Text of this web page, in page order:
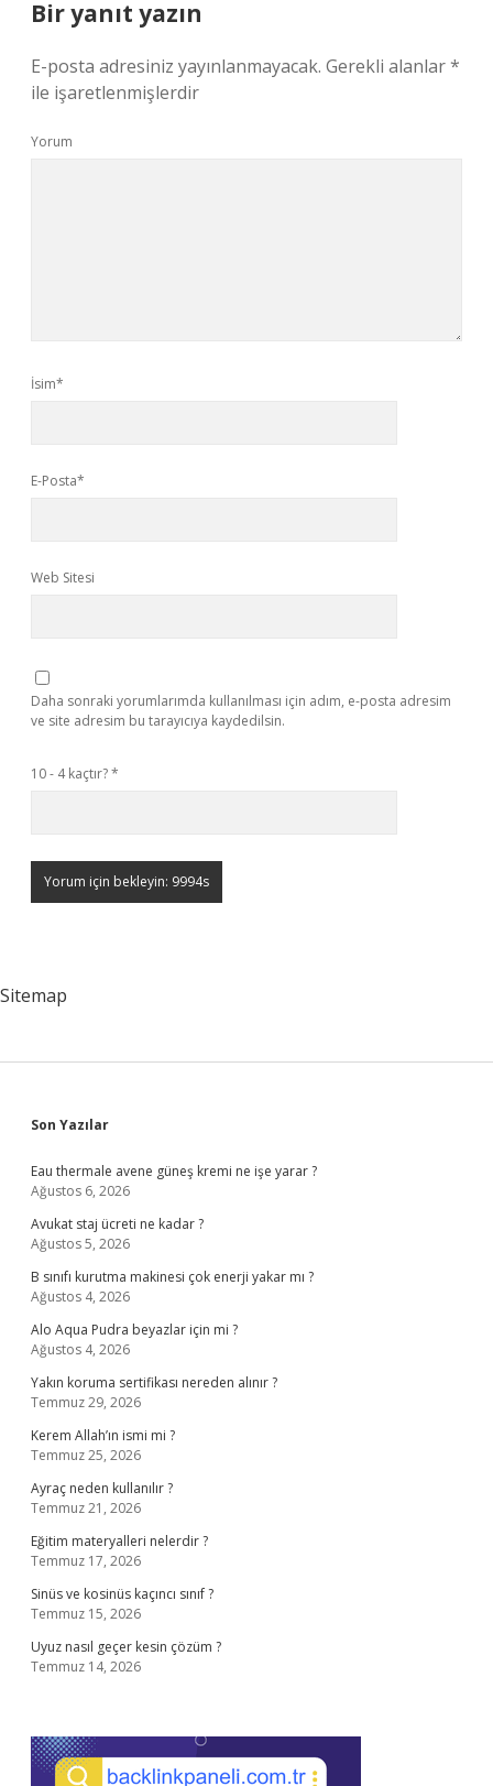
Bir yanıt yazın
E-posta adresiniz yayınlanmayacak. Gerekli alanlar*
ile işaretlenmişlerdir
Yorum
İsim*
E-Posta*
Web Sitesi
Daha sonraki yorumlarımda kullanılması için adım, e-posta adresim
ve site adresim bu tarayıcıya kaydedilsin.
10 - 4 kaçtır?*
Sitemap
Sidebar
Son Yazılar
Eau thermale avene güneş kremi ne işe yarar ?
Ağustos 6, 2026
Avukat staj ücreti ne kadar ?
Ağustos 5, 2026
B sınıfı kurutma makinesi çok enerji yakar mı ?
Ağustos 4, 2026
Alo Aqua Pudra beyazlar için mi ?
Ağustos 4, 2026
Yakın koruma sertifikası nereden alınır ?
Temmuz 29, 2026
Kerem Allah’ın ismi mi ?
Temmuz 25, 2026
Ayraç neden kullanılır ?
Temmuz 21, 2026
Eğitim materyalleri nelerdir ?
Temmuz 17, 2026
Sinüs ve kosinüs kaçıncı sınıf ?
Temmuz 15, 2026
Uyuz nasıl geçer kesin çözüm ?
Temmuz 14, 2026